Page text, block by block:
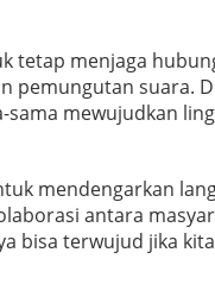
tetap menjaga
pemungutan suara.
mewujudkan
mendengarkan
antara
bisa terwujud jika